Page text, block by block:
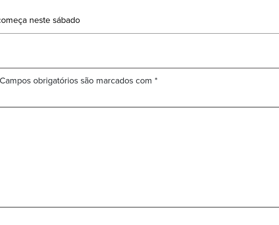
neste sábado
Campos obrigatórios são marcados com *